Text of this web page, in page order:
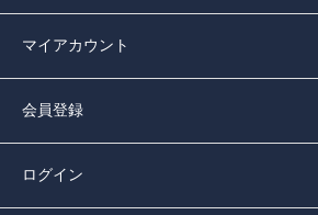
マイアカウント
会員登録
ログイン